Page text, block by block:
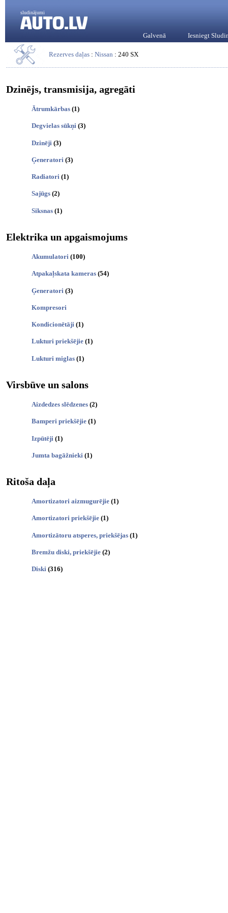
sludinājumi
Galvenā Iesniegt
Rezerves daļas : Nissan : 240 SX
Dzinējs, transmisija, agregāti
Ātrumkārbas (1)
Degvielas sūkņi (3)
Dzinēji (3)
Ģeneratori (3)
Radiatori (1)
Sajūgs (2)
Siksnas (1)
Elektrika un apgaismojums
Akumulatori (100)
Atpakaļskata kameras (54)
Ģeneratori (3)
Kompresori
Kondicionētāji (1)
Lukturi priekšējie (1)
Lukturi miglas (1)
Virsbūve un salons
Aizdedzes slēdzenes (2)
Bamperi priekšējie (1)
Izpūtēji (1)
Jumta bagāžnieki (1)
Ritoša daļa
Amortizatori aizmugurējie (1)
Amortizatori priekšējie (1)
Amortizātoru atsperes, priekšējas (1)
Bremžu diski, priekšējie (2)
Diski (316)